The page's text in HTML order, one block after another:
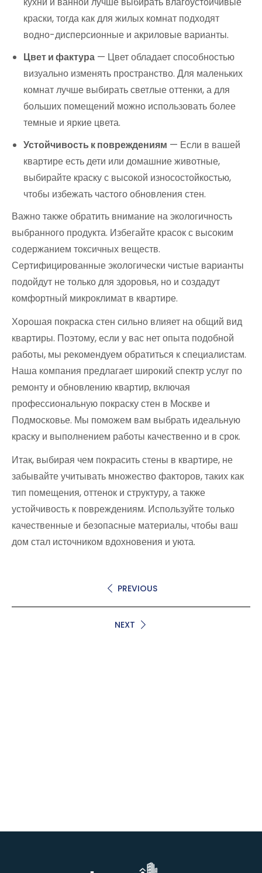
краски, тогда как для жилых комнат подходят
водно-дисперсионные и акриловые варианты.
Цвет и фактура — Цвет обладает способностью
визуально изменять пространство. Для маленьких
комнат лучше выбирать светлые оттенки, а для
больших помещений можно использовать более
темные и яркие цвета.
Устойчивость к повреждениям — Если в вашей
квартире есть дети или домашние животные,
выбирайте краску с высокой износостойкостью,
чтобы избежать частого обновления стен.
Важно также обратить внимание на экологичность
выбранного продукта. Избегайте красок с высоким
содержанием токсичных веществ.
Сертифицированные экологически чистые варианты
подойдут не только для здоровья, но и создадут
комфортный микроклимат в квартире.
Хорошая покраска стен сильно влияет на общий вид
квартиры. Поэтому, если у вас нет опыта подобной
работы, мы рекомендуем обратиться к специалистам.
Наша компания предлагает широкий спектр услуг по
ремонту и обновлению квартир, включая
профессиональную покраску стен в Москве и
Подмосковье. Мы поможем вам выбрать идеальную
краску и выполнением работы качественно и в срок.
Итак, выбирая чем покрасить стены в квартире, не
забывайте учитывать множество факторов, таких как
тип помещения, оттенок и структуру, а также
устойчивость к повреждениям. Используйте только
качественные и безопасные материалы, чтобы ваш
дом стал источником вдохновения и уюта.
PREVIOUS
NEXT